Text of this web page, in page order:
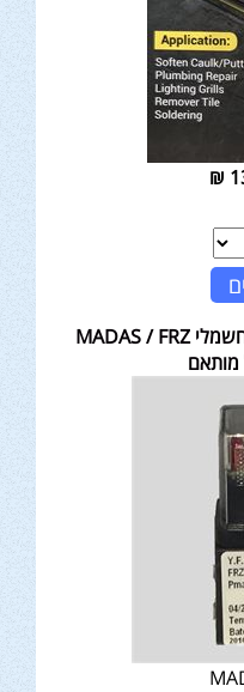
₪
סליל מגנטי / סולונואיד לברז גז חשמלי MADAS / FRZ